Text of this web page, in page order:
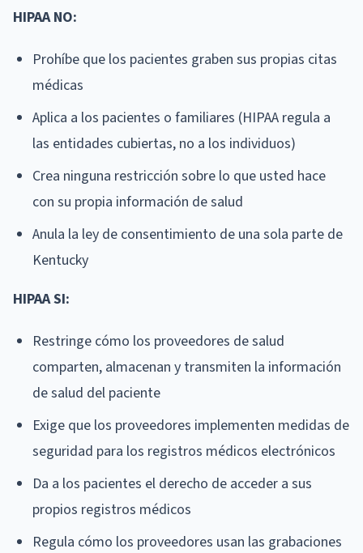
HIPAA NO:
Prohíbe que los pacientes graben sus propias citas
médicas
Aplica a los pacientes o familiares (HIPAA regula a
las entidades cubiertas, no a los individuos)
Crea ninguna restricción sobre lo que usted hace
con su propia información de salud
Anula la ley de consentimiento de una sola parte de
Kentucky
HIPAA SI:
Restringe cómo los proveedores de salud
comparten, almacenan y transmiten la información
de salud del paciente
Exige que los proveedores implementen medidas de
seguridad para los registros médicos electrónicos
Da a los pacientes el derecho de acceder a sus
propios registros médicos
Regula cómo los proveedores usan las grabaciones